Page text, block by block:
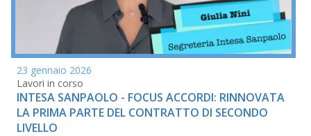
23 gennaio 2026
Lavori in corso
INTESA SANPAOLO - FOCUS ACCORDI: RINNOVATA
LA PRIMA PARTE DEL CONTRATTO DI SECONDO
LIVELLO